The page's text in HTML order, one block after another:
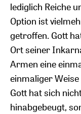
lediglich Reiche
Option ist
getroffen. Gott
Ort seiner
Armen eine
einmaliger
Gott hat sich
hinabgebeugt,